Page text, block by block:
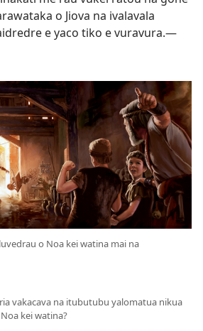
o Jiova na ivalavala
e yaco tiko e vuravura.—
o Noa kei watina mai na
vakacava na itubutubu yalomatua nikua
kei watina?